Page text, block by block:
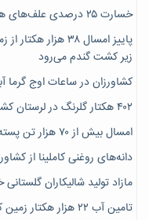
خسارت ۲۵ درصدی علف‌های هرز به محصولات کشاورزی
پاییز امسال ۳۸
زیر کشت گندم می‌رود
کشاورزان در ساعات اوج گرما
۴۰۲ هکتار گلرنگ در لرستان کشت شده است
امسال بیش از ۷۰ هزار تن پسته در رفسنجان برداشت می‌شود
دانه‌های روغنی کاملینا از
مازاد تولید شالیکاران
تامین آب ۲۲ هزار هکتار زمین کشاورزی از طریق سدهای خراسان شمالی